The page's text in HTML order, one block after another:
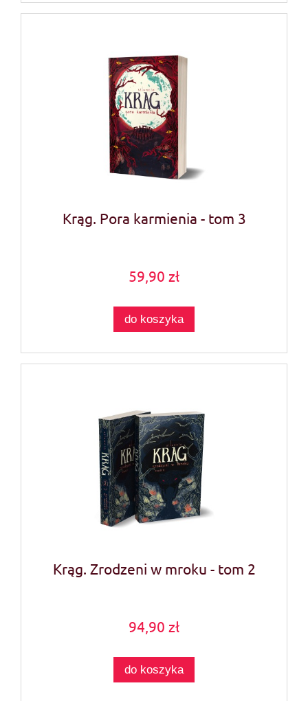
Krąg. Pora karmienia - tom 3
59,90 zł
do koszyka
Krąg. Zrodzeni w mroku - tom 2
94,90 zł
do koszyka